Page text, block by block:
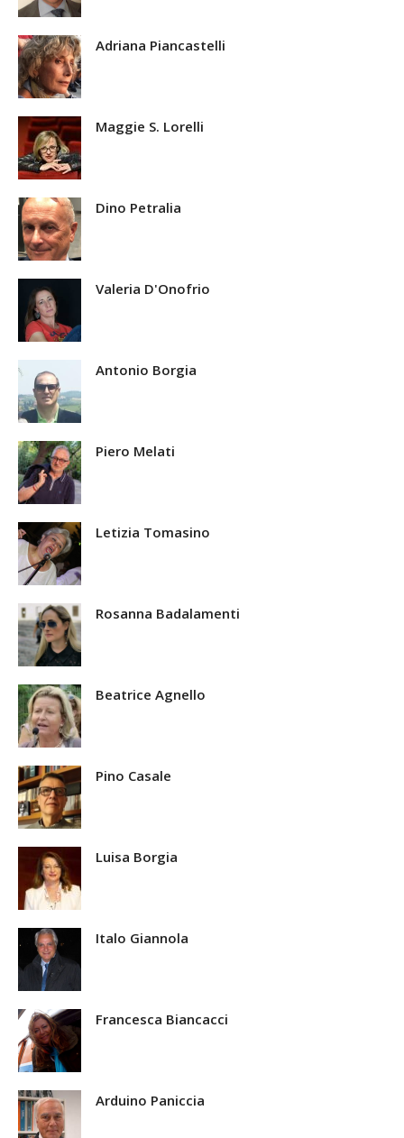
Adriana Piancastelli
Maggie S. Lorelli
Dino Petralia
Valeria D'Onofrio
Antonio Borgia
Piero Melati
Letizia Tomasino
Rosanna Badalamenti
Beatrice Agnello
Pino Casale
Luisa Borgia
Italo Giannola
Francesca Biancacci
Arduino Paniccia